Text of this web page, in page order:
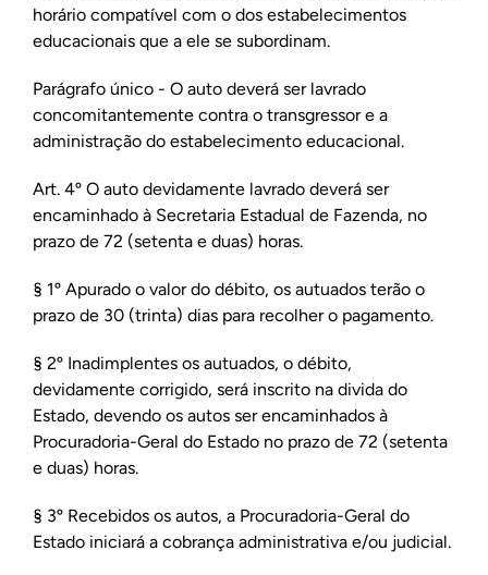
horário compatível com o dos estabelecimentos
educacionais que a ele se subordinam.
Parágrafo único - O auto deverá ser lavrado
concomitantemente contra o transgressor e a
administração do estabelecimento educacional.
Art. 4º O auto devidamente lavrado deverá ser
encaminhado à Secretaria Estadual de Fazenda, no
prazo de 72 (setenta e duas) horas.
§ 1º Apurado o valor do débito, os autuados terão o
prazo de 30 (trinta) dias para recolher o pagamento.
§ 2º Inadimplentes os autuados, o débito,
devidamente corrigido, será inscrito na divida do
Estado, devendo os autos ser encaminhados à
Procuradoria-Geral do Estado no prazo de 72 (setenta
e duas) horas.
§ 3º Recebidos os autos, a Procuradoria-Geral do
Estado iniciará a cobrança administrativa e/ou judicial.